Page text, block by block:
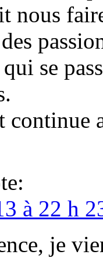
nous
se
continue
à 22 h
je